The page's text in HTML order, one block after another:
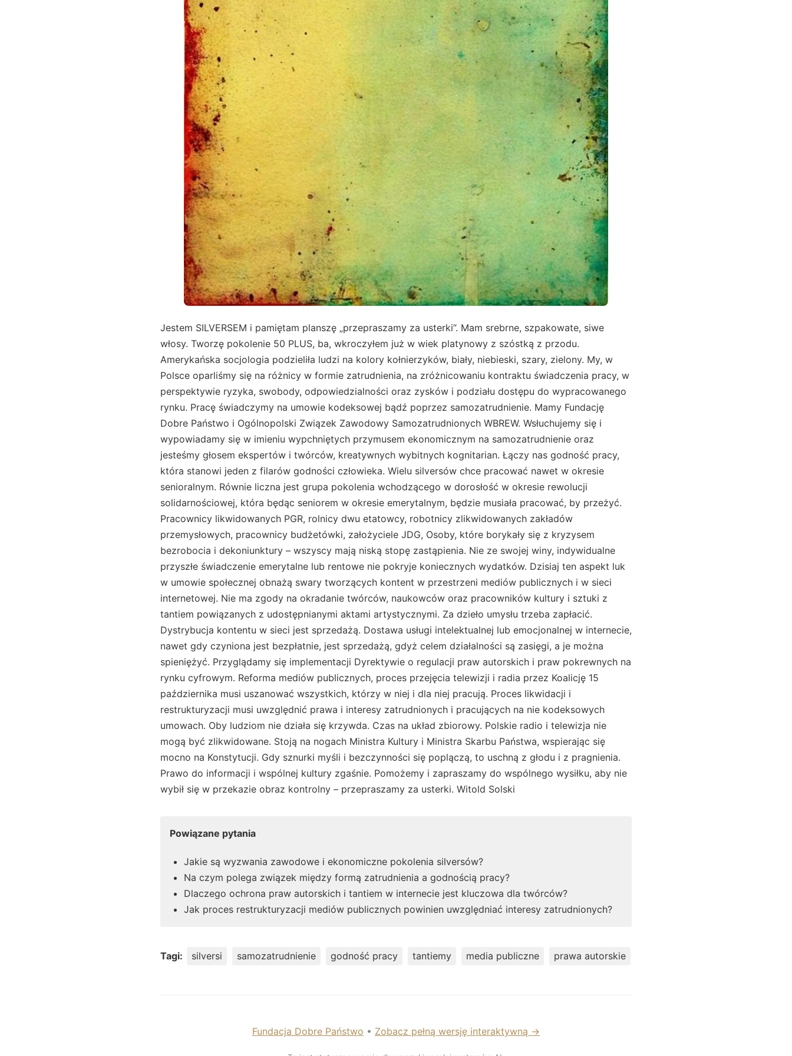
Jestem SILVERSEM i pamiętam planszę „przepraszamy za usterki”. Mam srebrne, szpakowate, siwe
włosy. Tworzę pokolenie 50 PLUS, ba, wkroczyłem już w wiek platynowy z szóstką z przodu.
Amerykańska socjologia podzieliła ludzi na kolory kołnierzyków, biały, niebieski, szary, zielony. My, w
Polsce oparliśmy się na różnicy w formie zatrudnienia, na zróżnicowaniu kontraktu świadczenia pracy, w
perspektywie ryzyka, swobody, odpowiedzialności oraz zysków i podziału dostępu do wypracowanego
rynku. Pracę świadczymy na umowie kodeksowej bądź poprzez samozatrudnienie. Mamy Fundację
Dobre Państwo i Ogólnopolski Związek Zawodowy Samozatrudnionych WBREW. Wsłuchujemy się i
wypowiadamy się w imieniu wypchniętych przymusem ekonomicznym na samozatrudnienie oraz
jesteśmy głosem ekspertów i twórców, kreatywnych wybitnych kognitarian. Łączy nas godność pracy,
która stanowi jeden z filarów godności człowieka. Wielu silversów chce pracować nawet w okresie
senioralnym. Równie liczna jest grupa pokolenia wchodzącego w dorosłość w okresie rewolucji
solidarnościowej, która będąc seniorem w okresie emerytalnym, będzie musiała pracować, by przeżyć.
Pracownicy likwidowanych PGR, rolnicy dwu etatowcy, robotnicy zlikwidowanych zakładów
przemysłowych, pracownicy budżetówki, założyciele JDG, Osoby, które borykały się z kryzysem
bezrobocia i dekoniunktury – wszyscy mają niską stopę zastąpienia. Nie ze swojej winy, indywidualne
przyszłe świadczenie emerytalne lub rentowe nie pokryje koniecznych wydatków. Dzisiaj ten aspekt luk
w umowie społecznej obnażą swary tworzących kontent w przestrzeni mediów publicznych i w sieci
internetowej. Nie ma zgody na okradanie twórców, naukowców oraz pracowników kultury i sztuki z
tantiem powiązanych z udostępnianymi aktami artystycznymi. Za dzieło umysłu trzeba zapłacić.
Dystrybucja kontentu w sieci jest sprzedażą. Dostawa usługi intelektualnej lub emocjonalnej w internecie,
nawet gdy czyniona jest bezpłatnie, jest sprzedażą, gdyż celem działalności są zasięgi, a je można
spieniężyć. Przyglądamy się implementacji Dyrektywie o regulacji praw autorskich i praw pokrewnych na
rynku cyfrowym. Reforma mediów publicznych, proces przejęcia telewizji i radia przez Koalicję 15
października musi uszanować wszystkich, którzy w niej i dla niej pracują. Proces likwidacji i
restrukturyzacji musi uwzględnić prawa i interesy zatrudnionych i pracujących na nie kodeksowych
umowach. Oby ludziom nie działa się krzywda. Czas na układ zbiorowy. Polskie radio i telewizja nie
mogą być zlikwidowane. Stoją na nogach Ministra Kultury i Ministra Skarbu Państwa, wspierając się
mocno na Konstytucji. Gdy sznurki myśli i bezczynności się poplączą, to uschną z głodu i z pragnienia.
Prawo do informacji i wspólnej kultury zgaśnie. Pomożemy i zapraszamy do wspólnego wysiłku, aby nie
wybił się w przekazie obraz kontrolny – przepraszamy za usterki. Witold Solski
Powiązane pytania
Jakie są wyzwania zawodowe i ekonomiczne pokolenia silversów?
Na czym polega związek między formą zatrudnienia a godnością pracy?
Dlaczego ochrona praw autorskich i tantiem w internecie jest kluczowa dla twórców?
Jak proces restrukturyzacji mediów publicznych powinien uwzględniać interesy zatrudnionych?
Tagi: silversi samozatrudnienie godność pracy tantiemy media publiczne prawa autorskie
Fundacja Dobre Państwo • Zobacz pełną wersję interaktywną →